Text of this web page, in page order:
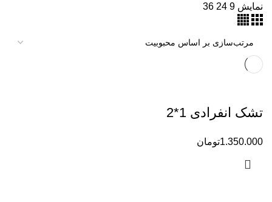
نمایش 9
24
36
تشک انفرادی 1*2
تومان1.350.000